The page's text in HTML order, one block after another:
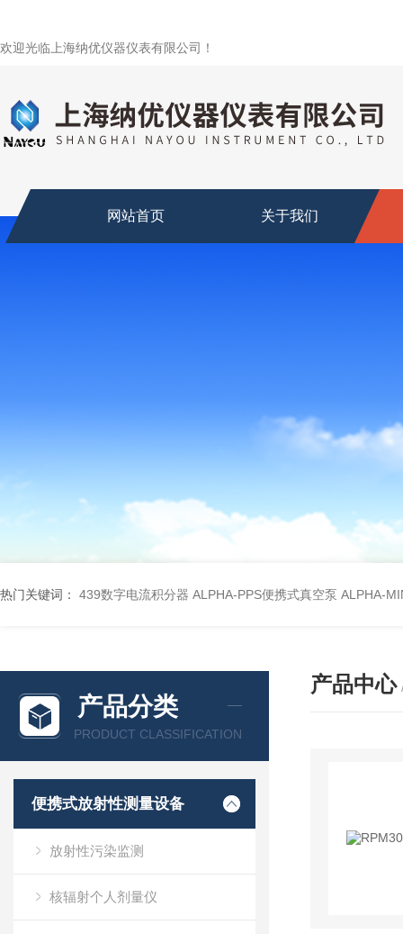
欢迎光临上海纳优仪器仪表有限公司！
网站首页 关于我们
热门关键词： 439数字电流积分器 ALPHA-PPS便携式真空泵 ALPHA-
产品分类
PRODUCT CLASSIFICATION
便携式放射性测量设备
放射性污染监测
核辐射个人剂量仪
产品中心